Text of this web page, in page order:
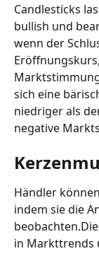
Candlesticks
bullish und
wenn der
sich eine
niedriger als
negative
Händler
indem sie die
in Markttrends